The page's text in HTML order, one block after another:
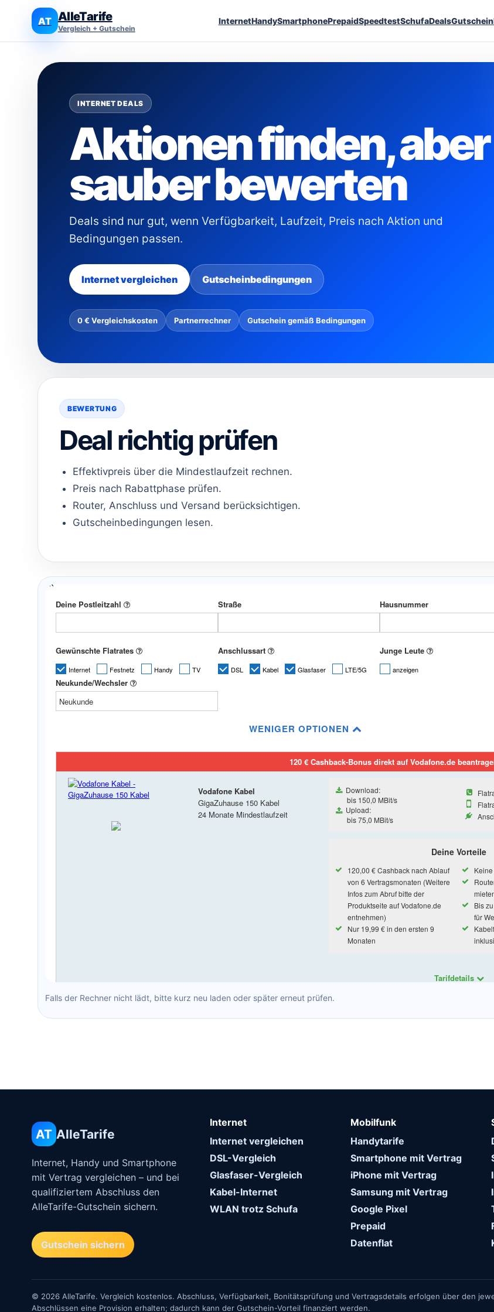
AT AlleTarife
Vergleich + Gutschein
InternetHandySmartphonePrepaidSpeedtestSchufaDealsGutschein
INTERNET DEALS
Aktionen finden, aber
sauber bewerten
Deals sind nur gut, wenn Verfügbarkeit, Laufzeit, Preis nach Aktion und
Bedingungen passen.
Internet vergleichen Gutscheinbedingungen
0 € Vergleichskosten Partnerrechner Gutschein gemäß Bedingungen
BEWERTUNG
Deal richtig prüfen
Effektivpreis über die Mindestlaufzeit rechnen.
Preis nach Rabattphase prüfen.
Router, Anschluss und Versand berücksichtigen.
Gutscheinbedingungen lesen.
Falls der Rechner nicht lädt, bitte kurz neu laden oder später erneut prüfen.
AT AlleTarife
Internet, Handy und Smartphone
mit Vertrag vergleichen – und bei
qualifiziertem Abschluss den
AlleTarife-Gutschein sichern.
Gutschein sichern
Internet
Internet vergleichen
DSL-Vergleich
Glasfaser-Vergleich
Kabel-Internet
WLAN trotz Schufa
Mobilfunk
Handytarife
Smartphone mit Vertrag
iPhone mit Vertrag
Samsung mit Vertrag
Google Pixel
Prepaid
Datenflat
© 2026 AlleTarife. Vergleich kostenlos. Abschluss, Verfügbarkeit, Bonitätsprüfung und Vertragsdetails erfolgen über den
Abschlüssen eine Provision erhalten; dadurch kann der Gutschein-Vorteil finanziert werden.